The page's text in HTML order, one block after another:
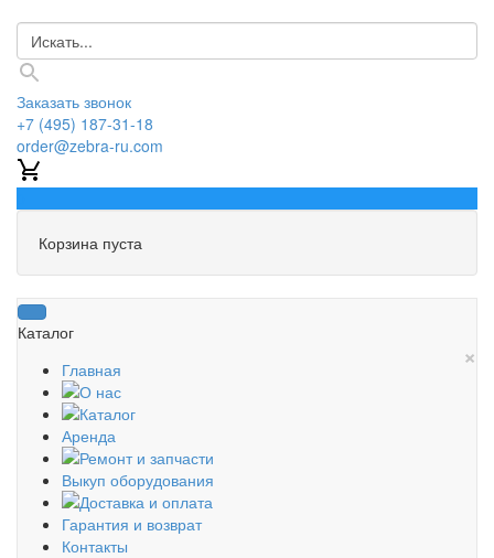
Заказать звонок
+7 (495) 187-31-18
order@zebra-ru.com
Корзина пуста
Каталог
×
Главная
О нас
Каталог
Аренда
Ремонт и запчасти
Выкуп оборудования
Доставка и оплата
Гарантия и возврат
Контакты